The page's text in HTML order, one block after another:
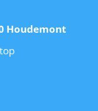
Houdemont